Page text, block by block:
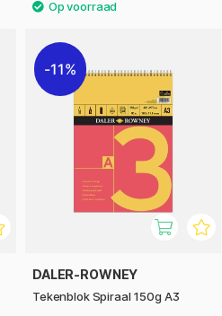
11%
DALER-ROWNEY
Tekenblok Spiraal 150g A3